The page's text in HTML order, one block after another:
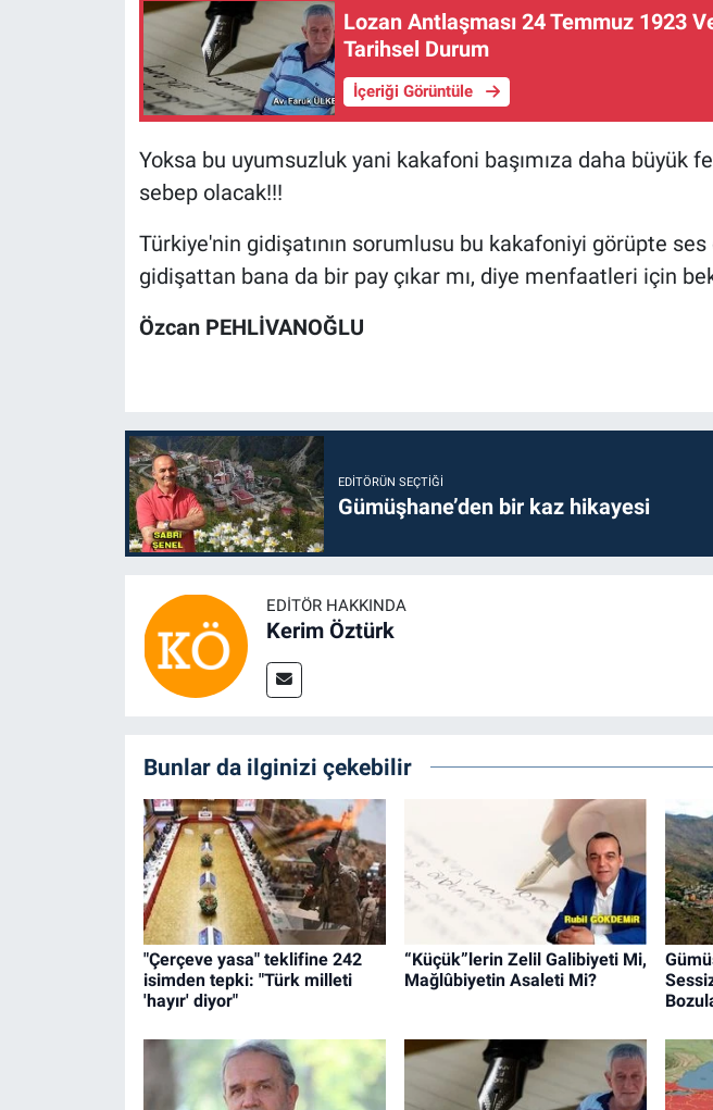
Lozan Antlaşması 24 Temmuz 1923
Tarihsel Durum
İçeriği Görüntüle
Yoksa bu uyumsuzluk yani kakafoni başımıza daha büyük
sebep olacak!!!
Türkiye'nin gidişatının sorumlusu bu kakafoniyi görüpte
gidişattan bana da bir pay çıkar mı, diye menfaatleri için
Özcan PEHLİVANOĞLU
EDITÖRÜN SEÇTIĞI
Gümüşhane’den bir kaz hikayesi
EDITÖR HAKKINDA
Kerim Öztürk
Bunlar da ilginizi çekebilir
"Çerçeve yasa" teklifine 242
isimden tepki: "Türk milleti
'hayır' diyor"
“Küçük”lerin Zelil Galibiyeti Mi,
Mağlûbiyetin Asaleti Mi?